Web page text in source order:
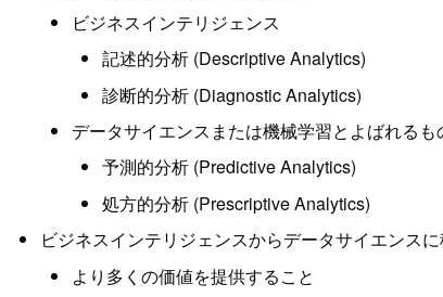
ビジネスインテリジェンス
記述的分析 (Descriptive Analytics)
診断的分析 (Diagnostic Analytics)
データサイエンスまたは機械学習とよばれるも
予測的分析 (Predictive Analytics)
処方的分析 (Prescriptive Analytics)
ビジネスインテリジェンスからデータサイエンス
より多くの価値を提供すること